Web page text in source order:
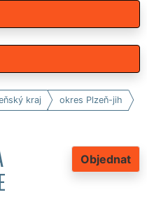
kraj okres Plzeň-jih
Objednat